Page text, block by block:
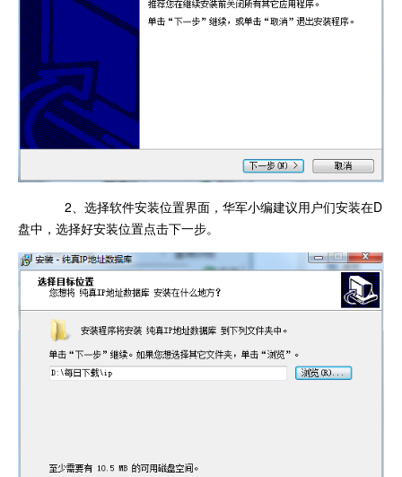
2、选择软件安装位置界面，华军小编建议用户们安装在D
盘中，选择好安装位置点击下一步。